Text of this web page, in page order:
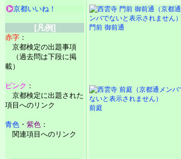
門前 御前通
前庭
京都いいね！
[凡例]
赤字 ：
京都検定の出題事項
（過去問は下段に掲
載）
ピンク ：
京都検定に出題された
項目へのリンク
青色 ・ 紫色 ：
関連項目へのリンク